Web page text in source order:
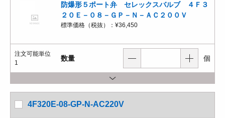
防爆形５ポート弁 セレックスバルブ ４Ｆ３
２０Ｅ－０８－ＧＰ－Ｎ－ＡＣ２００Ｖ
標準価格（税抜）： ¥36,450
注文可能単位
1
数量 個
4F320E-08-GP-N-AC220V